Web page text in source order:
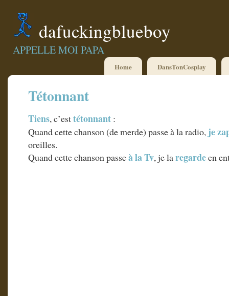
dafuckingblueboy
APPELLE MOI PAPA
Home DansTonCosplay
Tétonnant
Tiens, c’esttétonnant :
Quand cette chanson (de merde) passe à la radio, je
oreilles.
Quand cette chanson passeà la Tv, je laregardeen